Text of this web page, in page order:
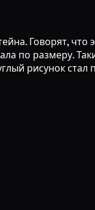
Говорят, что
по размеру.
рисунок